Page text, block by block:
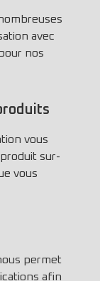
avec
nos
vous
sur-
vous
permet
afin